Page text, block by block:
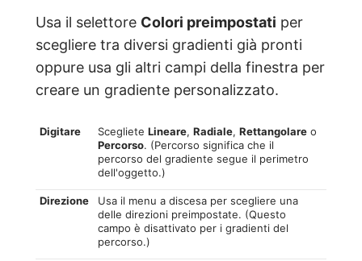
Usa il selettore Colori preimpostati per
scegliere tra diversi gradienti già pronti
oppure usa gli altri campi della finestra per
creare un gradiente personalizzato.
Digitare SceglieteLineare,Radiale,Rettangolare o
Percorso. (Percorso significa che il
percorso del gradiente segue il perimetro
dell'oggetto.)
Direzione
Usa il menu a discesa per scegliere una
delle direzioni preimpostate. (Questo
campo è disattivato per i gradienti del
percorso.)